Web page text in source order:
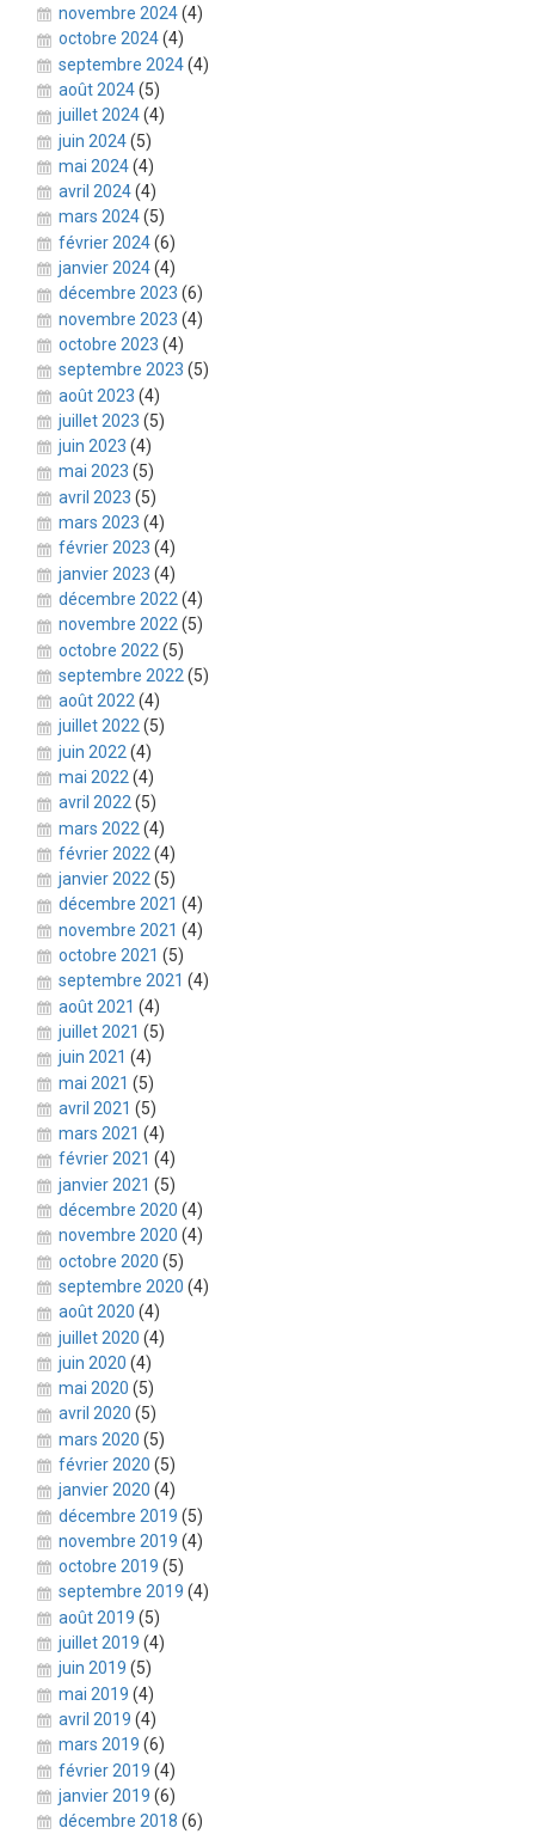
novembre 2024(4)
octobre 2024(4)
septembre 2024(4)
août 2024(5)
juillet 2024(4)
juin 2024(5)
mai 2024(4)
avril 2024(4)
mars 2024(5)
février 2024(6)
janvier 2024(4)
décembre 2023 (6)
novembre 2023 (4)
octobre 2023 (4)
septembre 2023 (5)
août 2023 (4)
juillet 2023 (5)
juin 2023 (4)
mai 2023 (5)
avril 2023 (5)
mars 2023 (4)
février 2023 (4)
janvier 2023 (4)
décembre 2022 (4)
novembre 2022(5)
octobre 2022 (5)
septembre 2022 (5)
août 2022 (4)
juillet 2022(5)
juin 2022 (4)
mai 2022 (4)
avril 2022(5)
mars 2022 (4)
février 2022 (4)
janvier 2022 (5)
décembre 2021 (4)
novembre 2021 (4)
octobre 2021 (5)
septembre 2021 (4)
août 2021 (4)
juillet 2021 (5)
juin 2021 (4)
mai 2021 (5)
avril 2021 (5)
mars 2021 (4)
février 2021 (4)
janvier 2021 (5)
décembre 2020 (4)
novembre 2020 (4)
octobre 2020 (5)
septembre 2020 (4)
août 2020 (4)
juillet 2020 (4)
juin 2020 (4)
mai 2020 (5)
avril 2020 (5)
mars 2020 (5)
février 2020 (5)
janvier 2020 (4)
décembre 2019 (5)
novembre 2019 (4)
octobre 2019 (5)
septembre 2019 (4)
août 2019 (5)
juillet 2019 (4)
juin 2019 (5)
mai 2019 (4)
avril 2019 (4)
mars 2019 (6)
février 2019 (4)
janvier 2019 (6)
décembre 2018 (6)